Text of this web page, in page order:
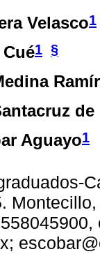
Velasco1
1 §
de
Aguayo1